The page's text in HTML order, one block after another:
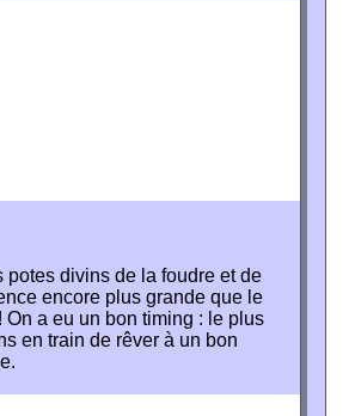
divins de la foudre et de
encore plus grande que le
a eu un bon timing : le plus
en train de rêver à un bon